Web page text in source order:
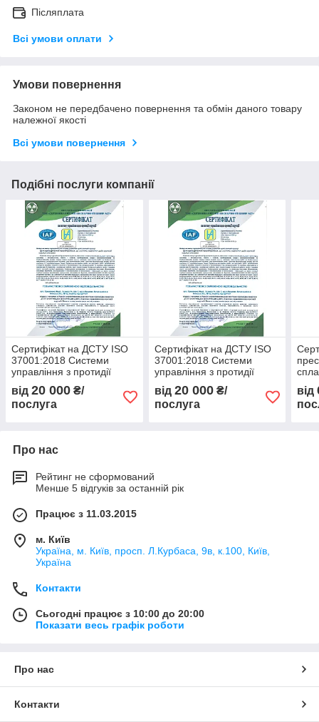
Післяплата
Всі умови оплати
Умови повернення
Законом не передбачено повернення та обмін даного товару
належної якості
Всі умови повернення
Подібні послуги компанії
Сертифікат на ДСТУ ISO
37001:2018 Системи
управління з протидії
корупції. Вимоги та
настанови щодо
застосовування
від 20 000 ₴/
послуга
Сертифікат на ДСТУ ISO
37001:2018 Системи
управління з протидії
корупції. Вимоги та
настанови щодо
застосовування
від 20 000₴/
послуга
від
Про нас
Рейтинг не сформований
Менше 5 відгуків за останній рік
Працює з 11.03.2015
м. Київ
Україна, м. Київ, просп. Л.Курбаса, 9в, к.100, Київ,
Україна
Контакти
Сьогодні працює з 10:00 до 20:00
Показати весь графік роботи
Про нас
Контакти